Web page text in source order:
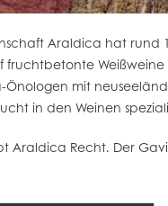
Araldica hat rund
fruchtbetonte
mit
in den Weinen
Araldica Recht. Der